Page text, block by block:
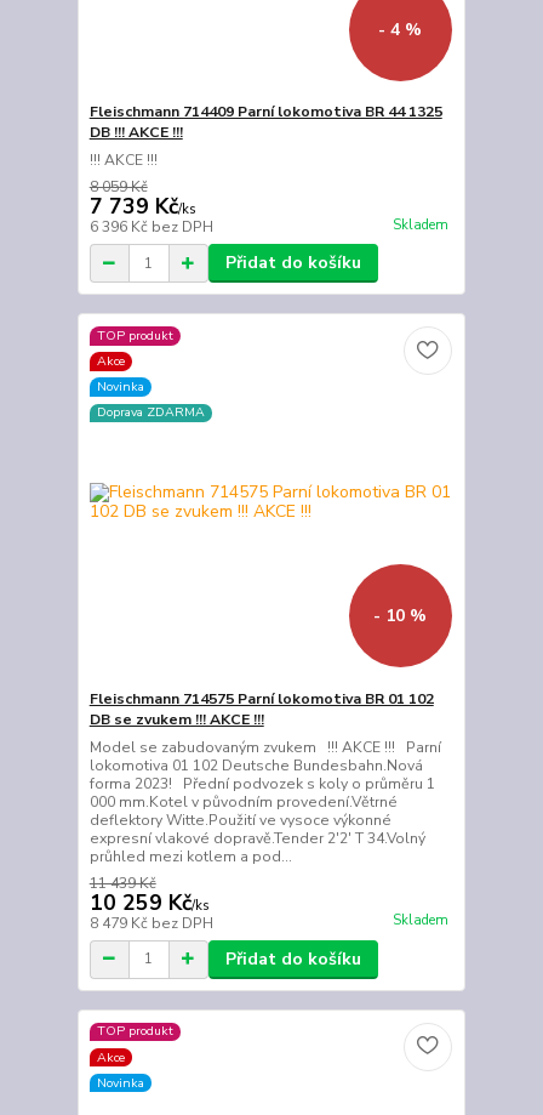
- 4 %
Fleischmann 714409 Parní lokomotiva BR 44 1325
DB !!! AKCE !!!
!!! AKCE !!!
8 059 Kč
7 739 Kč/ks
6 396 Kč bez DPH Skladem
Přidat do košíku
TOP produkt
Akce
Novinka
Doprava ZDARMA
- 10 %
Fleischmann 714575 Parní lokomotiva BR 01 102
DB se zvukem !!! AKCE !!!
Model se zabudovaným zvukem !!! AKCE !!! Parní
lokomotiva 01 102 Deutsche Bundesbahn.Nová
forma 2023! Přední podvozek s koly o průměru 1
000 mm.Kotel v původním provedení.Větrné
deflektory Witte.Použití ve vysoce výkonné
expresní vlakové dopravě.Tender 2'2' T 34.Volný
průhled mezi kotlem a pod...
11 439 Kč
10 259 Kč/ks
8 479 Kč bez DPH Skladem
Přidat do košíku
TOP produkt
Akce
Novinka